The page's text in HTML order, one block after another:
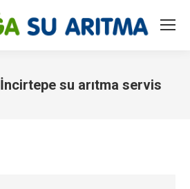
İncirtepe su arıtma servis